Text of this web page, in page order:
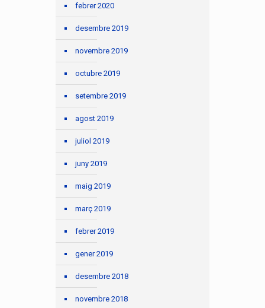
febrer 2020
desembre 2019
novembre 2019
octubre 2019
setembre 2019
agost 2019
juliol 2019
juny 2019
maig 2019
març 2019
febrer 2019
gener 2019
desembre 2018
novembre 2018